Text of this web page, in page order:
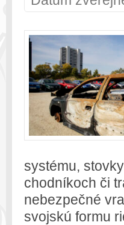
systému,
chodníkoch či
nebezpečné
svojskú formu